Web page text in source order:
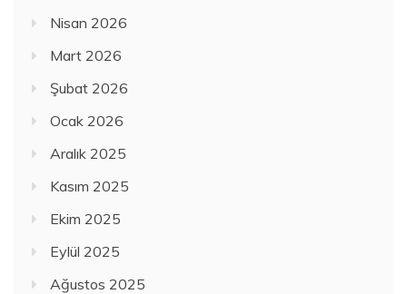
Nisan 2026
Mart 2026
Şubat 2026
Ocak 2026
Aralık 2025
Kasım 2025
Ekim 2025
Eylül 2025
Ağustos 2025